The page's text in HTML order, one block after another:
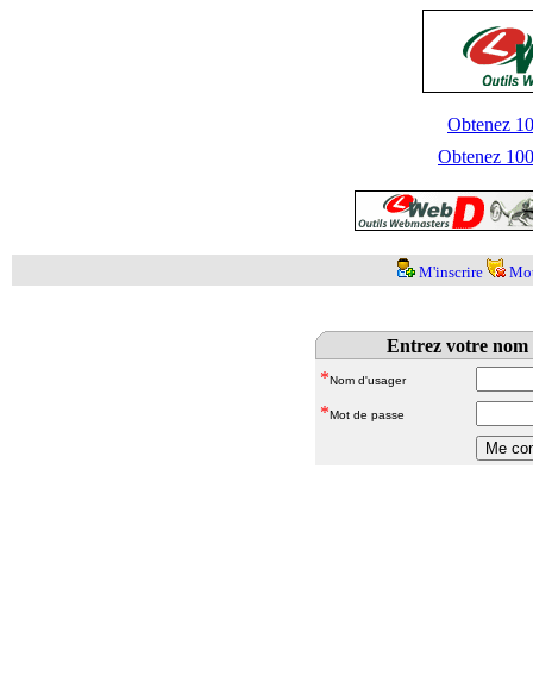
Obtenez
Obtenez
M'inscrire
Entrez votre nom
*Nom d'usager
*Mot de passe